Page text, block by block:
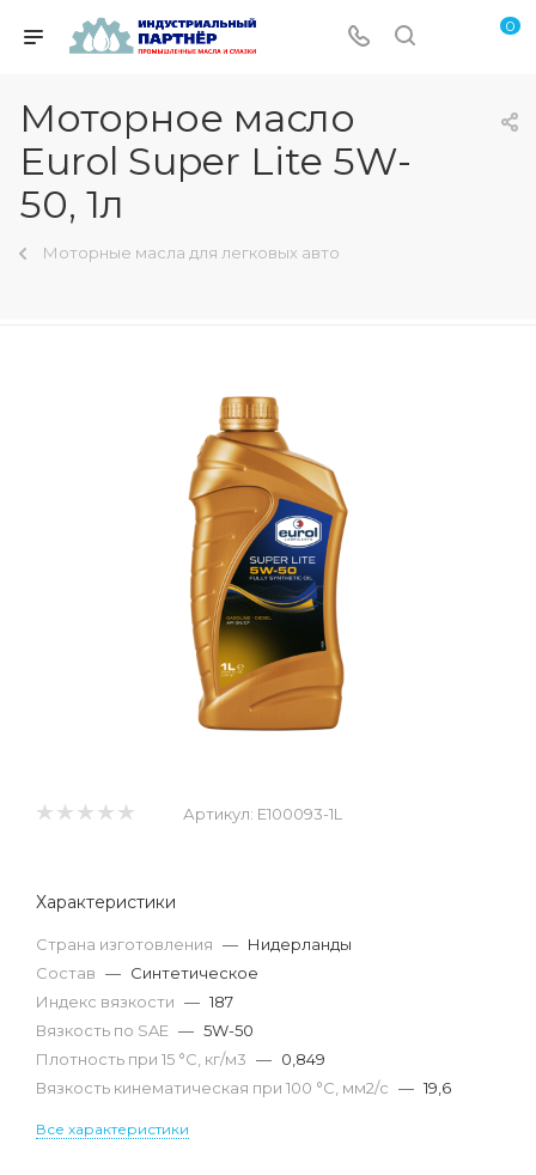
0
Моторное масло
Eurol Super Lite 5W-
50, 1л
Моторные масла для легковых авто
Артикул: E100093-1L
Характеристики
Страна изготовления — Нидерланды
Состав — Синтетическое
Индекс вязкости — 187
Вязкость по SAE — 5W-50
Плотность при 15 °С, кг/м3 — 0,849
Вязкость кинематическая при 100 °С, мм2/с — 19,6
Все характеристики